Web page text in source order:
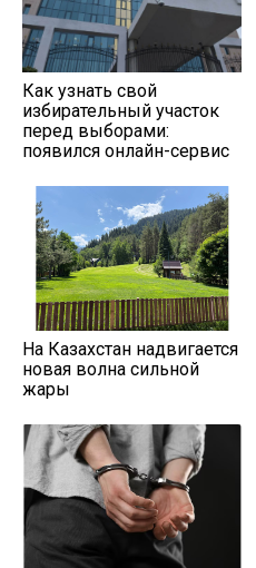
Как узнать свой
избирательный участок
перед выборами:
появился онлайн-сервис
На Казахстан надвигается
новая волна сильной
жары